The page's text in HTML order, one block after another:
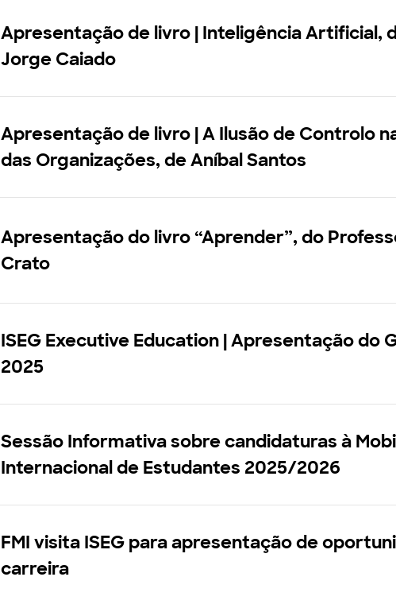
Apresentação de livro | Inteligência Artificial,
Jorge Caiado
Apresentação de livro | A Ilusão de Controlo
das Organizações, de Aníbal Santos
Apresentação do livro “Aprender”, do
Crato
ISEG Executive Education | Apresentação do
2025
Sessão Informativa sobre candidaturas à
Internacional de Estudantes 2025/2026
FMI visita ISEG para apresentação de
carreira